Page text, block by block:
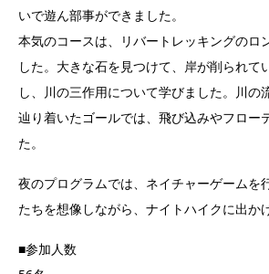
いで遊ん部事ができました。
本気のコースは、リバートレッキングのロ
した。大きな石を見つけて、岸が削られて
し、川の三作用について学びました。川の
辿り着いたゴールでは、飛び込みやフロー
た。
夜のプログラムでは、ネイチャーゲームを
たちを想像しながら、ナイトハイクに出か
■参加人数